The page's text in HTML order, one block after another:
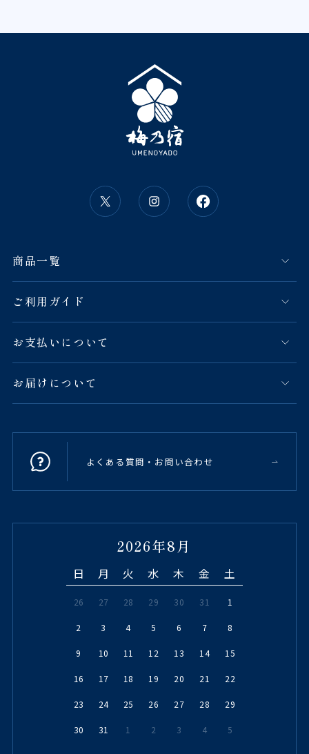
商品一覧
ご利用ガイド
お支払いについて
お届けについて
よくある質問・お問い合わせ
2026年8月
日 月 火 水 木 金 土
26 27 28 29 30 31 1
2 3 4 5 6 7 8
9 10 11 12 13 14 15
16 17 18 19 20 21 22
23 24 25 26 27 28 29
30 31 1 2 3 4 5